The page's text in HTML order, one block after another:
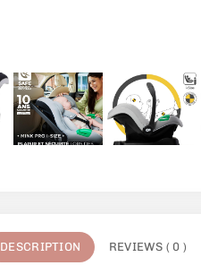
DESCRIPTION REVIEWS ( 0 )